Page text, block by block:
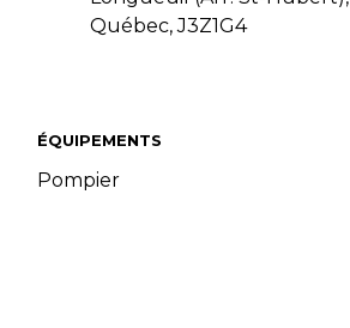
ÉQUIPEMENTS
Pompier
Québec, J3Z1G4